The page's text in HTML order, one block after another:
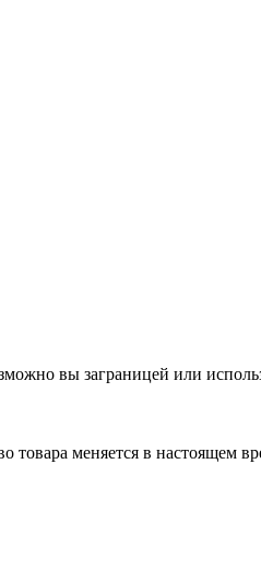
вы заграницей или
товара меняется в настоящем